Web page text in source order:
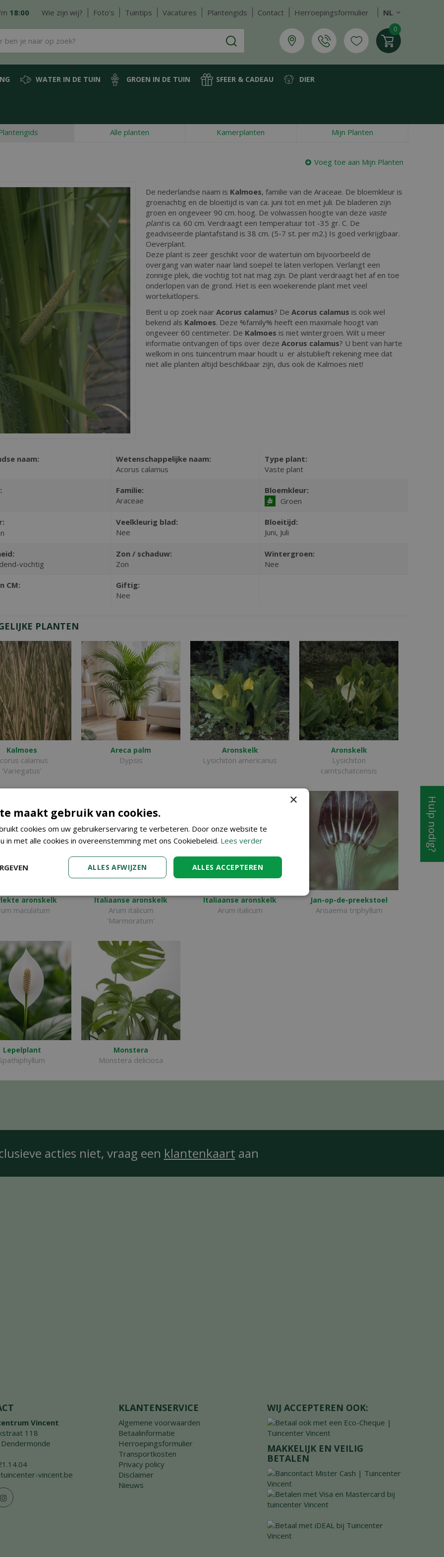
18:00 Wie zijn wij? Foto's Tuintips Vacatures Plantengids Contact Herroepingsformulier NL
WATER IN DE TUIN GROEN IN DE TUIN SFEER & CADEAU DIER
Alle planten Kamerplanten Mijn Planten
Voeg toe aan Mijn Planten
De nederlandse naam is Kalmoes, familie van de Araceae. De bloemkleur is
groenachtig en de bloeitijd is van ca. juni tot en met juli. De bladeren zijn
groen en ongeveer 90 cm. hoog. De volwassen hoogte van deze vaste
plantis ca. 60 cm. Verdraagt een temperatuur tot -35 gr. C. De
geadviseerde plantafstand is 38 cm. (5-7 st. per m2.) Is goed verkrijgbaar.
Oeverplant.
Deze plant is zeer geschikt voor de watertuin om bijvoorbeeld de
overgang van water naar land soepel te laten verlopen. Verlangt een
zonnige plek, die vochtig tot nat mag zijn. De plant verdraagt het af en toe
onderlopen van de grond. Het is een woekerende plant met veel
worteluitlopers.
Bent u op zoek naar Acorus calamus? De Acorus calamus is ook wel
bekend als Kalmoes. Deze %family% heeft een maximale hoogt van
ongeveer 60 centimeter. De Kalmoes is niet wintergroen. Wilt u meer
informatie ontvangen of tips over deze Acorus calamus? U bent van harte
welkom in ons tuincentrum maar houdt u er alstublieft rekening mee dat
niet alle planten altijd beschikbaar zijn, dus ook de Kalmoes niet!
naam:
Wetenschappelijke naam:
Acorus calamus
Type plant:
Vaste plant
Familie:
Araceae
Bloemkleur:
Groen
Veelkleurig blad:
Nee
Bloeitijd:
Juni, Juli
vochtig
Zon / schaduw:
Zon
Wintergroen:
Nee
CM:
Giftig:
Nee
PLANTEN
Kalmoes
calamus
'Variegatus'
Areca palm
Dypsis
Aronskelk
Lysichiton americanus
Aronskelk
Lysichiton
camtschatcensis
aronskelk
maculatum
Italiaanse aronskelk
Arum italicum
'Marmoratum'
Italiaanse aronskelk
Arum italicum
Jan-op-de-preekstoel
Arisaema triphyllum
Lepelplant Monstera
Monstera deliciosa
acties niet, vraag een klantenkaart aan
Vincent
118
vincent.be
KLANTENSERVICE
Algemene voorwaarden
Betaalinformatie
Herroepingsformulier
Transportkosten
Privacy policy
Disclaimer
Nieuws
WIJ ACCEPTEREN OOK:
MAKKELIJK EN VEILIG
BETALEN
Hulp nodig?
×
maakt gebruik van cookies.
cookies om uw gebruikerservaring te verbeteren. Door onze website te
in met alle cookies in overeenstemming met ons Cookiebeleid. Lees verder
ALLES ACCEPTEREN
ALLES AFWIJZEN